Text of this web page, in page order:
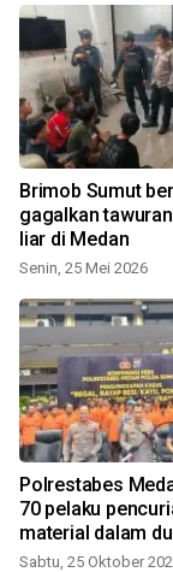
Brimob Sumut
gagalkan
liar di Medan
Senin, 25 Mei 2026
Polrestabes
70 pelaku
material dalam
Sabtu, 25 Oktober